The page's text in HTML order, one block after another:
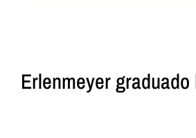
Erlenmeyer